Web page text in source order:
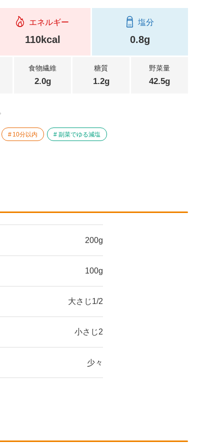
エネルギー
110kcal
塩分
0.8g
食物繊維
2.0g
糖質
1.2g
野菜量
42.5g
10分以内 副菜でゆる減塩
200g
100g
大さじ1/2
小さじ2
少々